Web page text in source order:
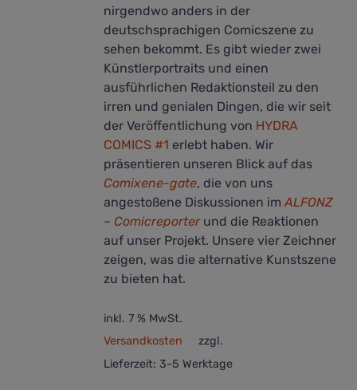
nirgendwo anders in der
deutschsprachigen Comicszene zu
sehen bekommt. Es gibt wieder zwei
Künstlerportraits und einen
ausführlichen Redaktionsteil zu den
irren und genialen Dingen, die wir seit
der Veröffentlichung von HYDRA
COMICS #1 erlebt haben. Wir
präsentieren unseren Blick auf das
Comixene-gate, die von uns
angestoßene Diskussionen imALFONZ
– Comicreporter und die Reaktionen
auf unser Projekt. Unsere vier Zeichner
zeigen, was die alternative Kunstszene
zu bieten hat.
inkl. 7 % MwSt.
zzgl.
Versandkosten
Lieferzeit: 3-5 Werktage